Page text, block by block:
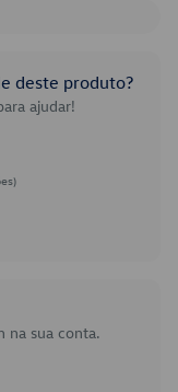
deste produto?
ajudar!
na sua conta.